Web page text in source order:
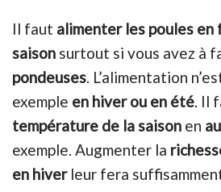
Il faut alimenter les poules en
saison surtout si vous avez à
pondeuses. L’alimentation
exemple en hiver ou en été. Il
température de la saison en
exemple. Augmenter la
en hiverleur fera